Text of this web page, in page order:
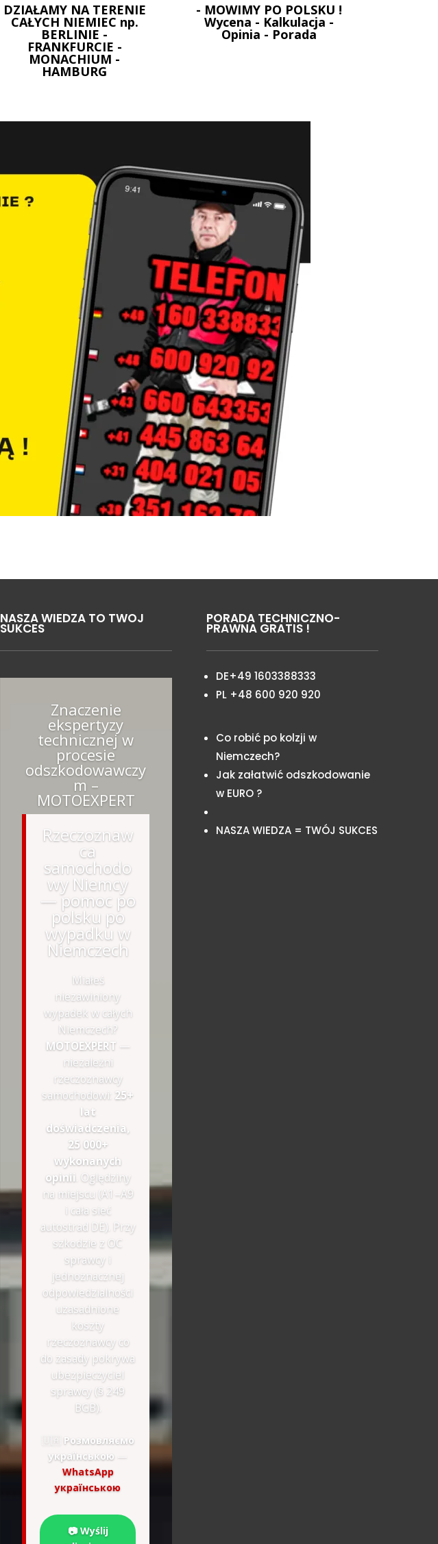
DZIAŁAMY NA TERENIE
CAŁYCH NIEMIEC np.
BERLINIE -
FRANKFURCIE -
MONACHIUM -
HAMBURG
- MOWIMY PO POLSKU !
Wycena - Kalkulacja -
Opinia - Porada
NASZA WIEDZA TO TWOJ
SUKCES
Znaczenie
ekspertyzy
technicznej w
procesie
odszkodowawczy
m –
MOTOEXPERT
Rzeczoznaw
ca
samochodo
wy Niemcy
— pomoc po
polsku po
wypadku w
Niemczech
Miałeś
niezawiniony
wypadek w całych
Niemczech?
MOTOEXPERT —
niezależni
rzeczoznawcy
samochodowi: 25+
lat
doświadczenia,
25 000+
wykonanych
opinii . Oględziny
na miejscu (A1–A9
i cała sieć
autostrad DE). Przy
szkodzie z OC
sprawcy i
jednoznacznej
odpowiedzialności
uzasadnione
koszty
rzeczoznawcy co
do zasady pokrywa
ubezpieczyciel
sprawcy (§ 249
BGB).
🇺🇦 Розмовляємо
українською—
WhatsApp
українською
📷 Wyślij
PORADA TECHNICZNO-
PRAWNA GRATIS !
DE+49 1603388333
PL +48 600 920 920
Co robić po kolzji w
Niemczech?
Jak załatwić odszkodowanie
w EURO ?
NASZA WIEDZA = TWÓJ SUKCES